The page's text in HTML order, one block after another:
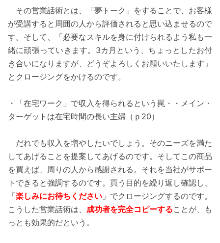
その営業話術とは、「夢トーク」をすることで、お客様
が受講すると周囲の人から評価されると思い込ませるので
す。そして、「必要なスキルを身に付けられるよう私も一
緒に頑張っていきます。3カ月という、ちょっとしたお付
き合いになりますが、どうぞよろしくお願いいたします」
とクロージングをかけるのです。
・「在宅ワーク」で収入を得られるという罠・・メイン・
ターゲットは在宅時間の長い主婦（ｐ20）
だれでも収入を増やしたいでしょう。そのニーズを満た
してあげることを提案してあげるのです。そしてこの商品
を買えば、周りの人から感謝される。それを当社がサポー
トできると強調するのです。買う目的を繰り返し確認し、
「楽しみにお待ちください 」でクロージングするのです。
こうした営業話術は、 成功者を完全コピーすることが、も
っとも効果的だという。